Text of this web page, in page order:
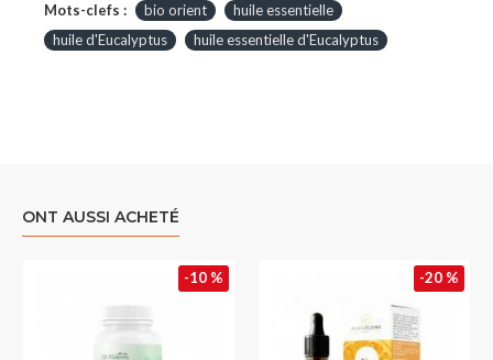
Mots-clefs : bio orient
huile essentielle
huile d'Eucalyptus
huile essentielle d'Eucalyptus
ONT AUSSI ACHETÉ
-10 % -20 %